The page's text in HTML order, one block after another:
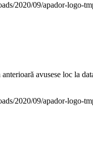
2020/09/apador-logo-
avusese loc la
2020/09/apador-logo-